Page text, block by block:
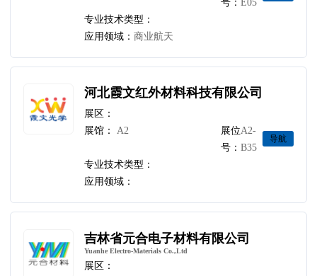
专业技术类型：
应用领域：商业航天
河北霞文红外材料科技有限公司
展区：
展馆：
A2
展位
号：
A2-
B35
导航
专业技术类型：
应用领域：
吉林省元合电子材料有限公司
Yuanhe Electro-Materials Co.,Ltd
展区：